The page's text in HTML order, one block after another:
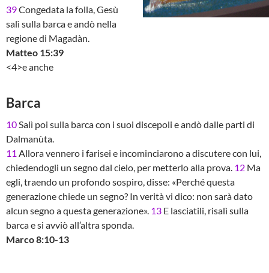
39Congedata la folla, Gesù
salì sulla barca e andò nella
regione di Magadàn.
Matteo 15:39
<4>e anche
Barca
10Salì poi sulla barca con i suoi discepoli e andò dalle parti di
Dalmanùta.
11 Allora vennero i farisei e incominciarono a discutere con lui,
chiedendogli un segno dal cielo, per metterlo alla prova. 12 Ma
egli, traendo un profondo sospiro, disse: «Perché questa
generazione chiede un segno? In verità vi dico: non sarà dato
alcun segno a questa generazione». 13 E lasciatili, risalì sulla
barca e si avviò all’altra sponda.
Marco 8:10-13